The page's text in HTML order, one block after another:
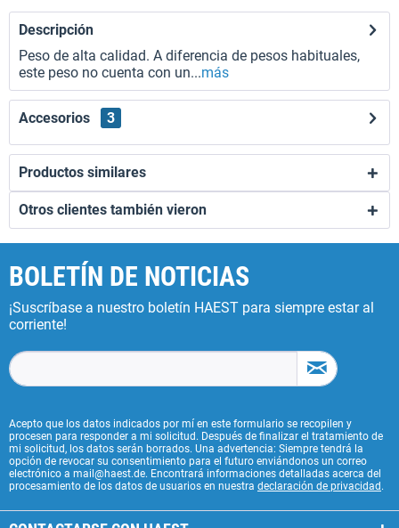
Descripción
Peso de alta calidad. A diferencia de pesos habituales,
este peso no cuenta con un...más
Accesorios 3
Productos similares
Otros clientes también vieron
BOLETÍN DE NOTICIAS
¡Suscríbase a nuestro boletín HAEST para siempre estar al
corriente!
Acepto que los datos indicados por mí en este formulario se recopilen y
procesen para responder a mi solicitud. Después de finalizar el tratamiento de
mi solicitud, los datos serán borrados. Una advertencia: Siempre tendrá la
opción de revocar su consentimiento para el futuro enviándonos un correo
electrónico a mail@haest.de. Encontrará informaciones detalladas acerca del
procesamiento de los datos de usuarios en nuestra declaración de privacidad .